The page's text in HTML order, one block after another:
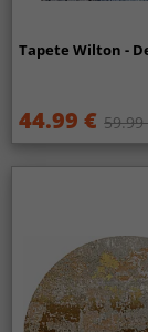
Tapete Wilton -
44.99 € 59.99